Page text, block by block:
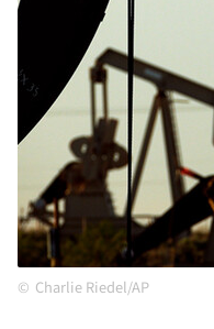
Charlie Riedel/AP